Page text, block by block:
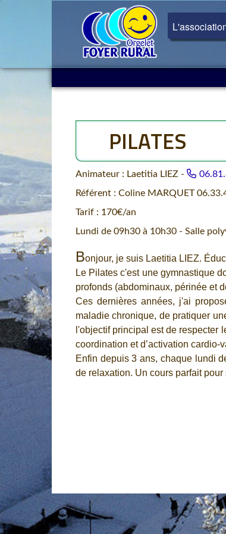
PILATES
Animateur : Laetitia LIEZ -
Référent : Coline MARQUET
Tarif : 170€/an
Lundi de 09h30 à 10h30 - Salle
Bonjour, je suis Laetitia LIEZ.
Le Pilates c'est une gymnastique
profonds (abdominaux, périnée et
Ces dernières années, j'ai
maladie chronique, de pratiquer
l'objectif principal est de respecter
coordination et d’activation cardio-
Enfin depuis 3 ans, chaque lundi
de relaxation. Un cours parfait